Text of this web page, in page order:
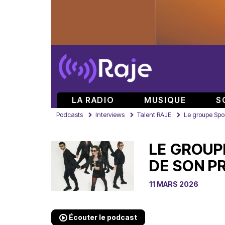
LA RADIO MUSIQUE
Podcasts Interviews Talent RAJE Le groupe
LE
DE SON
11 MARS 2026
Écouter le podcast